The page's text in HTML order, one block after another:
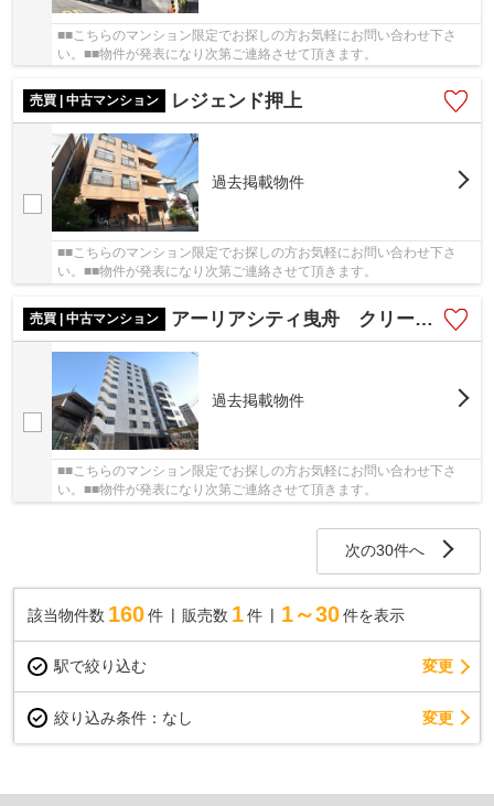
■■こちらのマンション限定でお探しの方お気軽にお問い合わせ下さ
い。■■物件が発表になり次第ご連絡させて頂きます。
売買 | 中古マンション レジェンド押上
過去掲載物件
■■こちらのマンション限定でお探しの方お気軽にお問い合わせ下さ
い。■■物件が発表になり次第ご連絡させて頂きます。
売買 | 中古マンション アーリアシティ曳舟 クリーニング済
過去掲載物件
■■こちらのマンション限定でお探しの方お気軽にお問い合わせ下さ
い。■■物件が発表になり次第ご連絡させて頂きます。
次の30件へ
該当物件数 160件 販売数 1 件 1～30 件を表示
駅で絞り込む 変更
絞り込み条件： なし 変更